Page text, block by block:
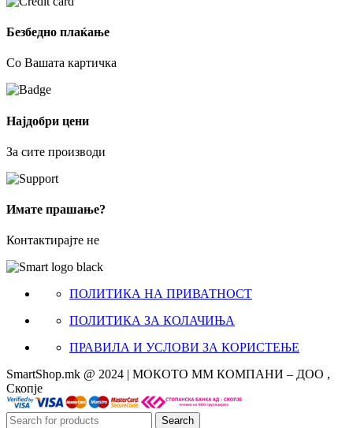
Безбедно плаќање
Со Вашата картичка
Најдобри цени
За сите производи
Имате прашање?
Контактирајте не
ПОЛИТИКА НА ПРИВАТНОСТ
ПОЛИТИКА ЗА КОЛАЧИЊА
ПРАВИЛА И УСЛОВИ ЗА КОРИСТЕЊЕ
SmartShop.mk @ 2024 | МОКОТО ММ КОМПАНИ – ДОО ,
Скопје
Search